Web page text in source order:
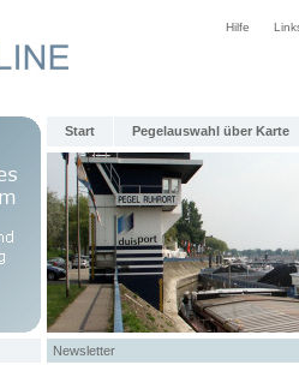
Hilfe
Start Pegelauswahl über Karte
Newsletter